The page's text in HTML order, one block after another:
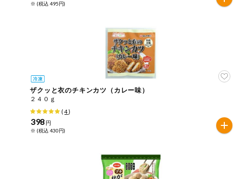
※ (税込 495円)
ザクッと衣のチキンカツ（カレー味）
２４０ｇ
(4)
398 円
※ (税込 430円)